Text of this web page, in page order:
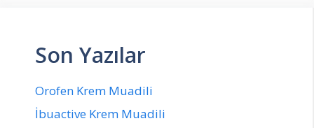
Son Yazılar
Orofen Krem Muadili
İbuactive Krem Muadili